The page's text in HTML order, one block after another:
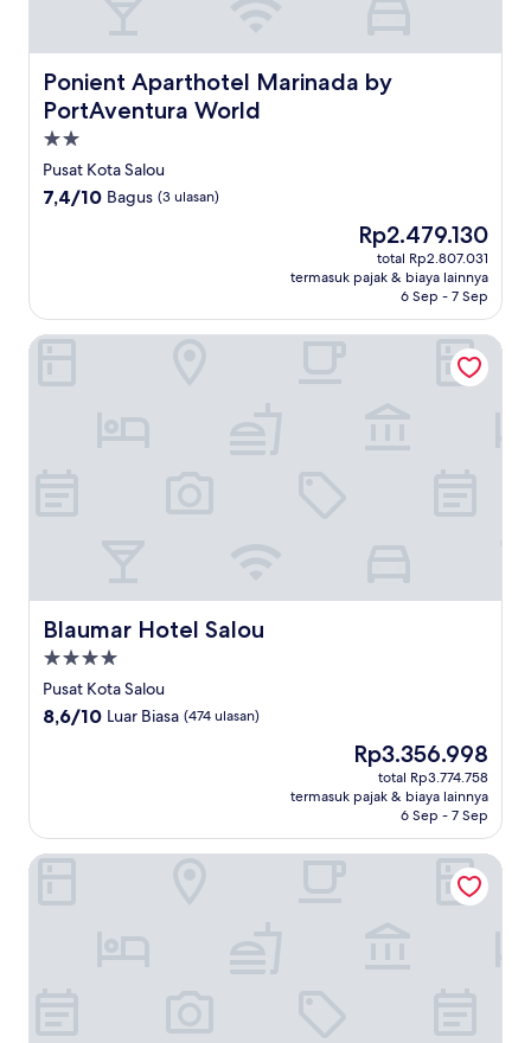
Ponient Aparthotel Marinada by
PortAventura World
Ponient Aparthotel Marinada by PortAventura World
Properti
bintang
2.0
Pusat Kota Salou
7.4
7,4/10 Bagus (3 ulasan)
Harga
sekarang
Rp2.479.130
Rp2.479.130
total Rp2.807.031
termasuk pajak & biaya lainnya
6 Sep - 7 Sep
Blaumar Hotel Salou
Blaumar Hotel Salou
Properti
bintang
4.0
Pusat Kota Salou
8.6
ulasan)
8,6/10 Luar Biasa (474 ulasan)
Harga
sekarang
Rp3.356.998
Rp3.356.998
total Rp3.774.758
termasuk pajak & biaya lainnya
6 Sep - 7 Sep
Blaumar Hotel Salou
H10 Delfín - Adults Only